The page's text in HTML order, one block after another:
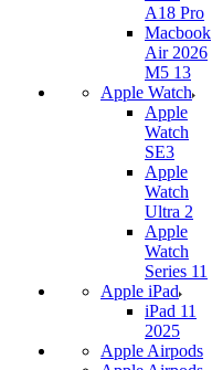
A18 Pro
Macbook
Air 2026
M5 13
Apple Watch
Apple
Watch
SE3
Apple
Watch
Ultra 2
Apple
Watch
Series 11
Apple iPad
iPad 11
2025
Apple Airpods